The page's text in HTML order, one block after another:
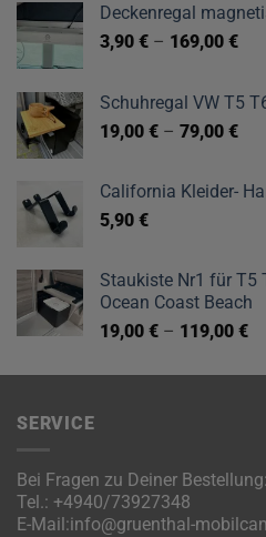
Deckenregal
3,90 € – 169,00 €
Schuhregal VW T5
19,00 € – 79,00 €
California Kleider-
5,90 €
Staukiste Nr1 für T5
Ocean Coast Beach
19,00 € – 119,00 €
SERVICE
Bei Fragen zu Deiner Bestellung:
Tel.: +4940/73927348
E-Mail:info@gruenthal-